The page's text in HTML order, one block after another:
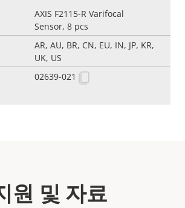
AXIS F2115-R Varifocal
Sensor, 8 pcs
AR, AU, BR, CN, EU, IN, JP, KR,
UK, US
02639-021
원 및 자료